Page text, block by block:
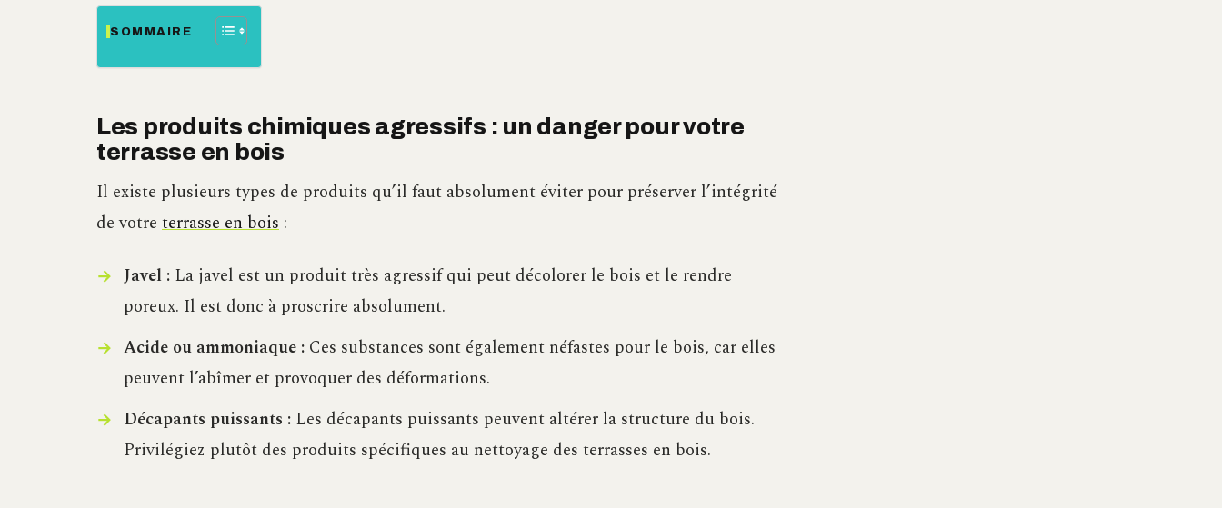
SOMMAIRE
Les produits chimiques agressifs : un danger pour votre
terrasse en bois
Il existe plusieurs types de produits qu’il faut absolument éviter pour préserver l’intégrité
de votre terrasse en bois :
Javel :La javel est un produit très agressif qui peut décolorer le bois et le rendre
poreux. Il est donc à proscrire absolument.
Acide ou ammoniaque :Ces substances sont également néfastes pour le bois, car elles
peuvent l’abîmer et provoquer des déformations.
Décapants puissants :Les décapants puissants peuvent altérer la structure du bois.
Privilégiez plutôt des produits spécifiques au nettoyage des terrasses en bois.